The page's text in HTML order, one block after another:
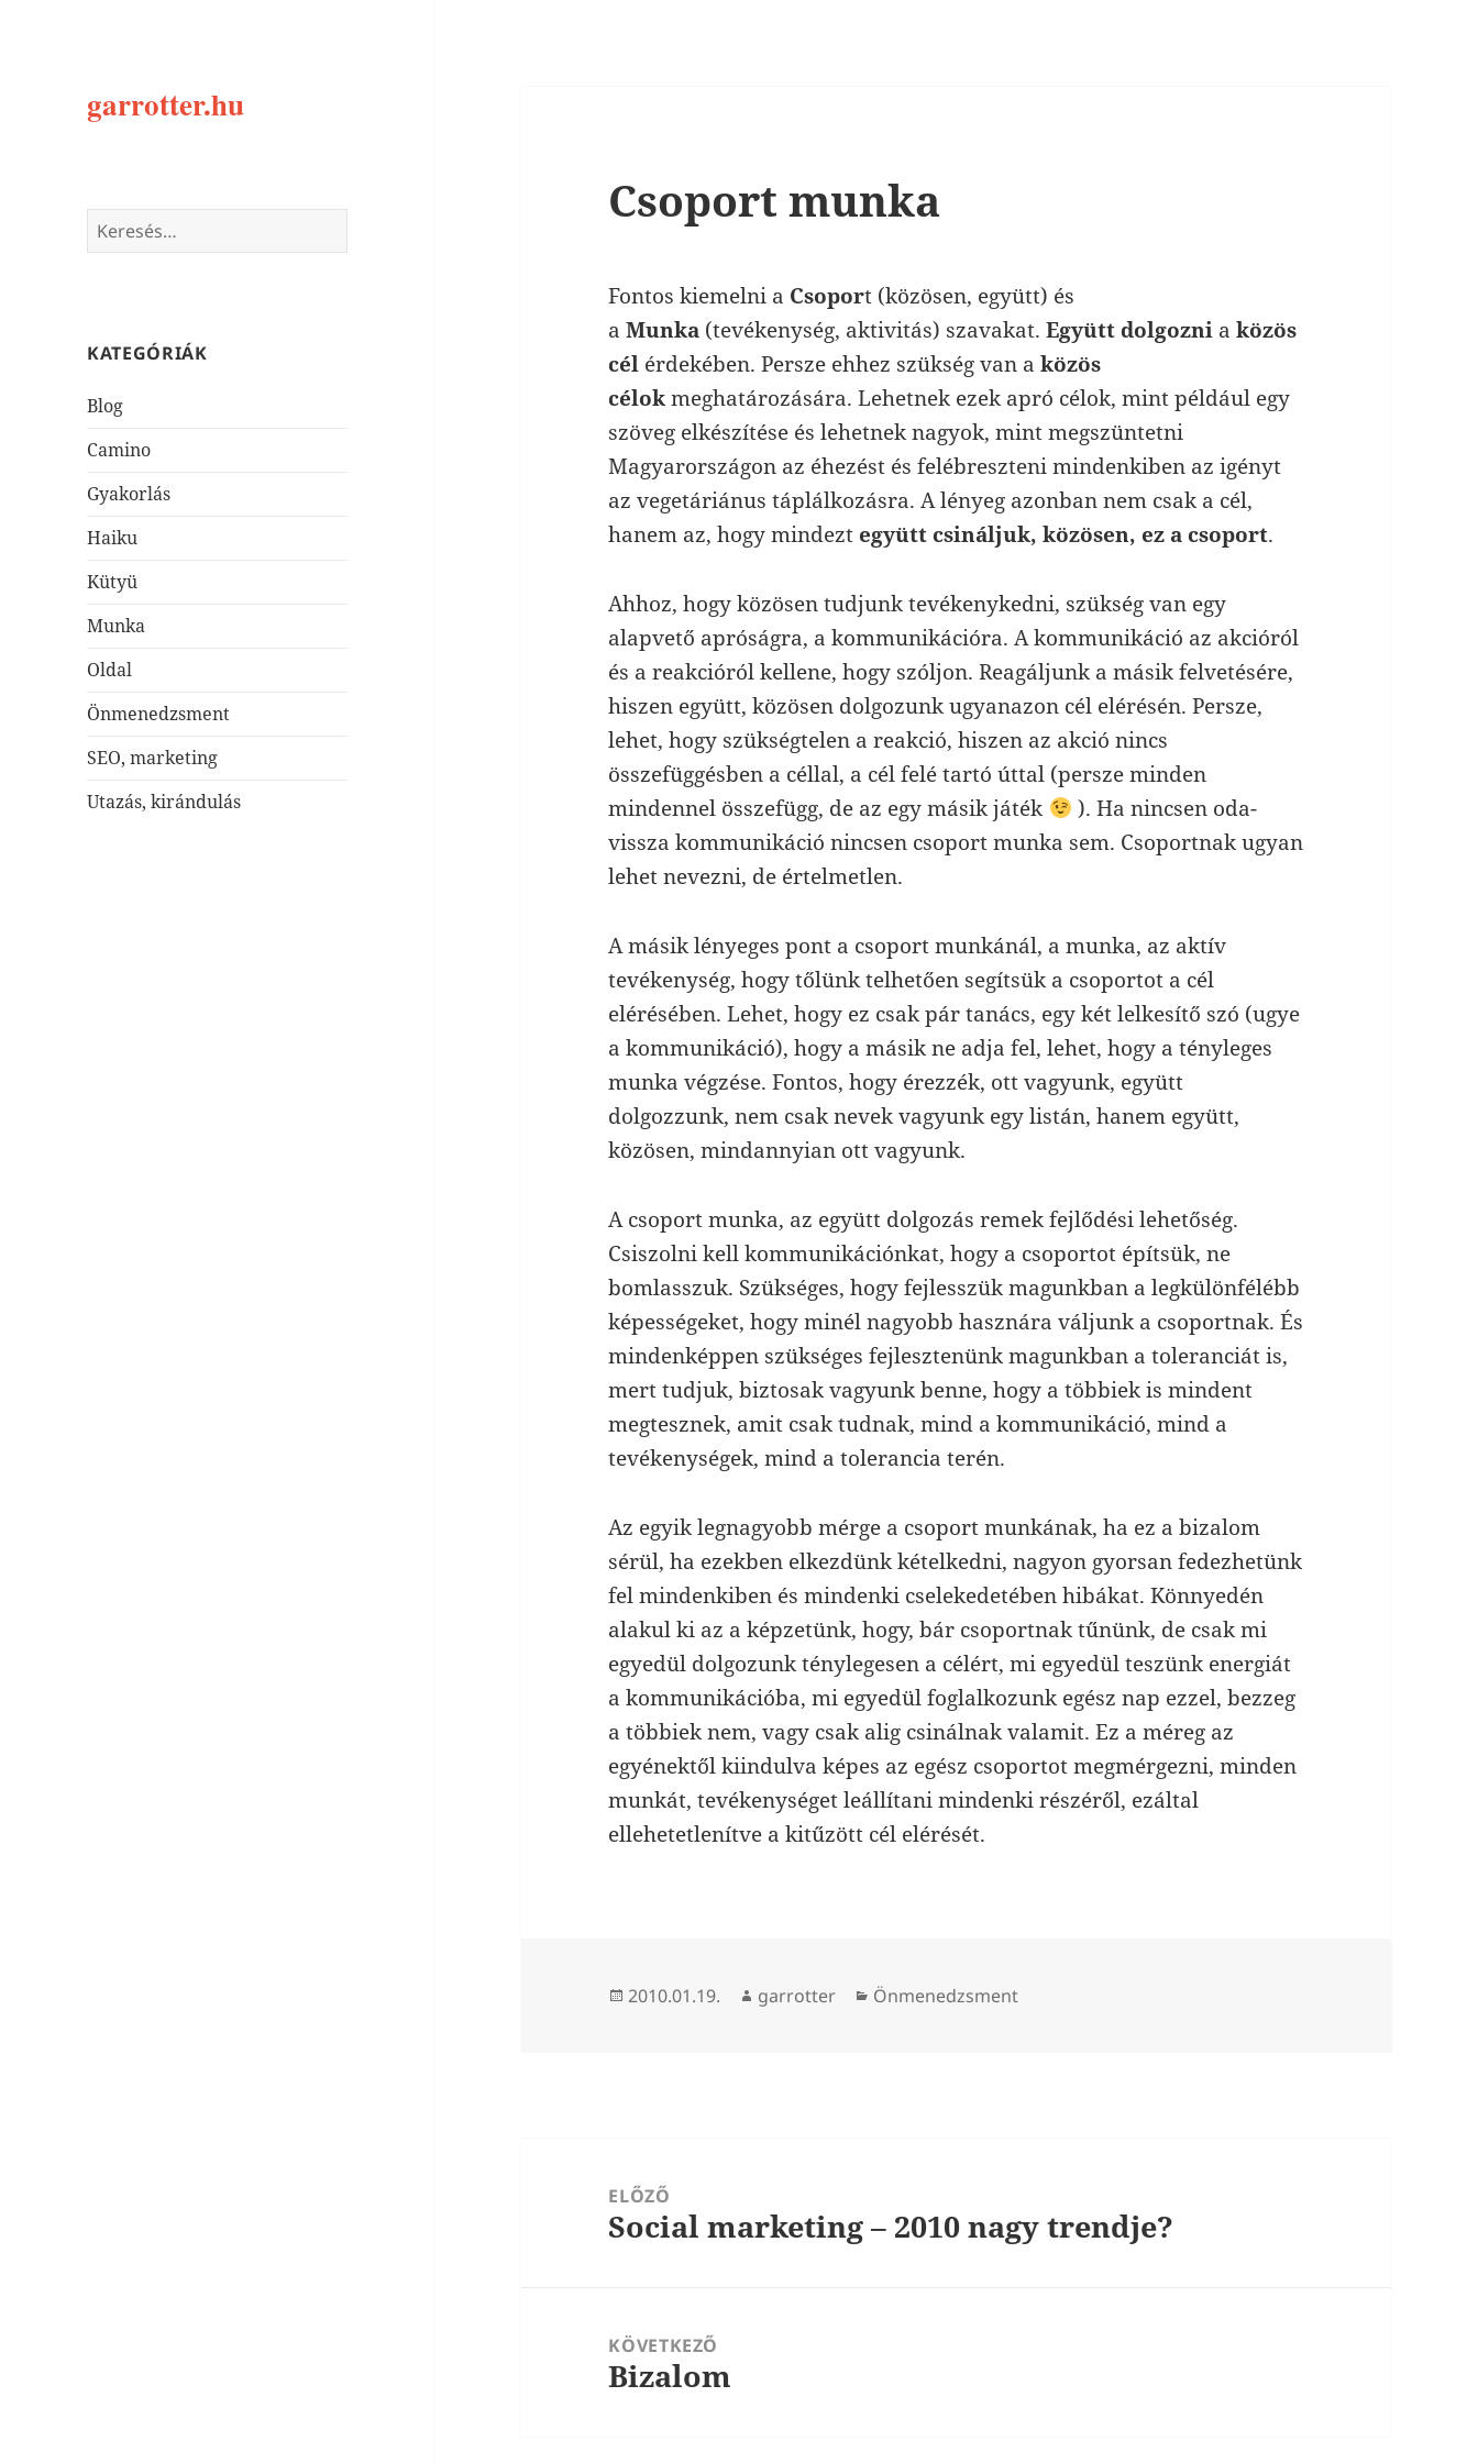
garrotter.hu
Keresés:
KATEGÓRIÁK
Blog
Camino
Gyakorlás
Haiku
Kütyü
Munka
Oldal
Önmenedzsment
SEO, marketing
Utazás, kirándulás
Csoport munka
Fontos kiemelni a Csoport (közösen, együtt) és
aMunka (tevékenység, aktivitás) szavakat.Együtt dolgozni aközös
cél érdekében. Persze ehhez szükség van aközös
célokmeghatározására. Lehetnek ezek apró célok, mint például egy
szöveg elkészítése és lehetnek nagyok, mint megszüntetni
Magyarországon az éhezést és felébreszteni mindenkiben az igényt
az vegetáriánus táplálkozásra. A lényeg azonban nem csak a cél,
hanem az, hogy mindezt együtt csináljuk, közösen, ez a csoport.
Ahhoz, hogy közösen tudjunk tevékenykedni, szükség van egy
alapvető apróságra, a kommunikációra. A kommunikáció az akcióról
és a reakcióról kellene, hogy szóljon. Reagáljunk a másik felvetésére,
hiszen együtt, közösen dolgozunk ugyanazon cél elérésén. Persze,
lehet, hogy szükségtelen a reakció, hiszen az akció nincs
összefüggésben a céllal, a cél felé tartó úttal (persze minden
mindennel összefügg, de az egy másik játék
). Ha nincsen oda-
vissza kommunikáció nincsen csoport munka sem. Csoportnak ugyan
lehet nevezni, de értelmetlen.
A másik lényeges pont a csoport munkánál, a munka, az aktív
tevékenység, hogy tőlünk telhetően segítsük a csoportot a cél
elérésében. Lehet, hogy ez csak pár tanács, egy két lelkesítő szó (ugye
a kommunikáció), hogy a másik ne adja fel, lehet, hogy a tényleges
munka végzése. Fontos, hogy érezzék, ott vagyunk, együtt
dolgozzunk, nem csak nevek vagyunk egy listán, hanem együtt,
közösen, mindannyian ott vagyunk.
A csoport munka, az együtt dolgozás remek fejlődési lehetőség.
Csiszolni kell kommunikációnkat, hogy a csoportot építsük, ne
bomlasszuk. Szükséges, hogy fejlesszük magunkban a legkülönfélébb
képességeket, hogy minél nagyobb hasznára váljunk a csoportnak. És
mindenképpen szükséges fejlesztenünk magunkban a toleranciát is,
mert tudjuk, biztosak vagyunk benne, hogy a többiek is mindent
megtesznek, amit csak tudnak, mind a kommunikáció, mind a
tevékenységek, mind a tolerancia terén.
Az egyik legnagyobb mérge a csoport munkának, ha ez a bizalom
sérül, ha ezekben elkezdünk kételkedni, nagyon gyorsan fedezhetünk
fel mindenkiben és mindenki cselekedetében hibákat. Könnyedén
alakul ki az a képzetünk, hogy, bár csoportnak tűnünk, de csak mi
egyedül dolgozunk ténylegesen a célért, mi egyedül teszünk energiát
a kommunikációba, mi egyedül foglalkozunk egész nap ezzel, bezzeg
a többiek nem, vagy csak alig csinálnak valamit. Ez a méreg az
egyénektől kiindulva képes az egész csoportot megmérgezni, minden
munkát, tevékenységet leállítani mindenki részéről, ezáltal
ellehetetlenítve a kitűzött cél elérését.
Közzétéve
2010.01.19. Szerző
garrotter Kategória
Önmenedzsment
navigációELŐZŐ
Korábbi
Social marketing – 2010 nagy trendje?
KÖVETKEZŐ
Következő
Bizalom